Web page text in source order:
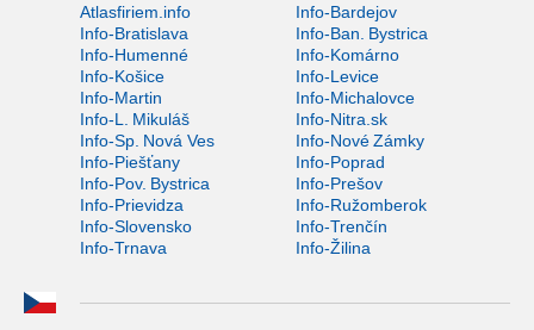
Atlasfiriem.info
Info-Bardejov
Info-Bratislava
Info-Ban. Bystrica
Info-Humenné
Info-Komárno
Info-Košice
Info-Levice
Info-Martin
Info-Michalovce
Info-L. Mikuláš
Info-Nitra.sk
Info-Sp. Nová Ves
Info-Nové Zámky
Info-Piešťany
Info-Poprad
Info-Pov. Bystrica
Info-Prešov
Info-Prievidza
Info-Ružomberok
Info-Slovensko
Info-Trenčín
Info-Trnava
Info-Žilina